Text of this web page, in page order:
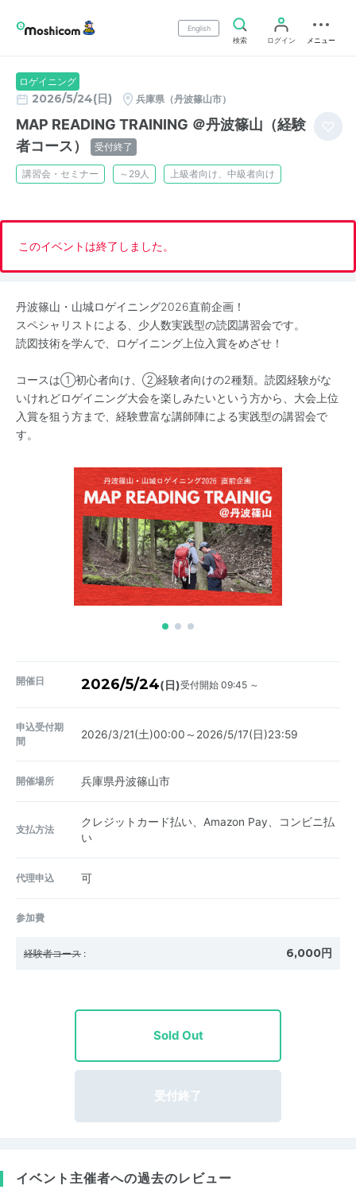
English
検索
ログイン メニュー
ロゲイニング
2026/5/24(日) 兵庫県（丹波篠山市）
MAP READING TRAINING ＠丹波篠山（経験
者コース）
受付終了
講習会・セミナー ～29人 上級者向け、中級者向け
このイベントは終了しました。
丹波篠山・山城ロゲイニング2026直前企画！
スペシャリストによる、少人数実践型の読図講習会です。
読図技術を学んで、ロゲイニング上位入賞をめざせ！
コースは①初心者向け、②経験者向けの2種類。読図経験がな
いけれどロゲイニング大会を楽しみたいという方から、大会上位
入賞を狙う方まで、経験豊富な講師陣による実践型の講習会で
す。
開催日 2026/5/24(日)受付開始 09:45 ～
申込受付期
間
2026/3/21(土)00:00～2026/5/17(日)23:59
開催場所 兵庫県丹波篠山市
支払方法
クレジットカード払い、Amazon Pay、コンビニ払
い
代理申込 可
参加費
経験者コース : 6,000円
Sold Out
受付終了
イベント主催者への過去のレビュー